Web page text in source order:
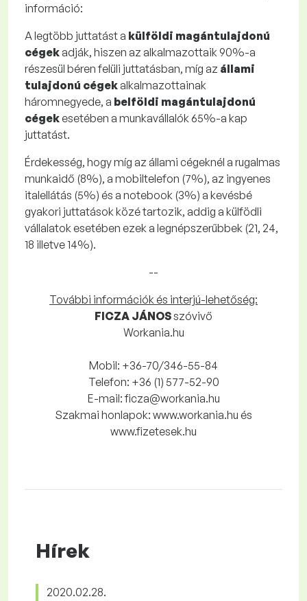
információ:
A legtöbb juttatást a külföldi magántulajdonú
cégekadják, hiszen az alkalmazottaik 90%-a
részesül béren felüli juttatásban, míg az állami
tulajdonú cégekalkalmazottainak
háromnegyede, a belföldi magántulajdonú
cégekesetében a munkavállalók 65%-a kap
juttatást.
Érdekesség, hogy míg az állami cégeknél a rugalmas
munkaidő (8%), a mobiltelefon (7%), az ingyenes
italellátás (5%) és a notebook (3%) a kevésbé
gyakori juttatások közé tartozik, addig a külfödli
vállalatok esetében ezek a legnépszerűbbek (21, 24,
18 illetve 14%).
--
További információk és interjú-lehetőség:
FICZA JÁNOSszóvivő
Workania.hu
Mobil: +36-70/346-55-84
Telefon: +36 (1) 577-52-90
E-mail: ficza@workania.hu
Szakmai honlapok: www.workania.hu és
www.fizetesek.hu
Hírek
2020.02.28.